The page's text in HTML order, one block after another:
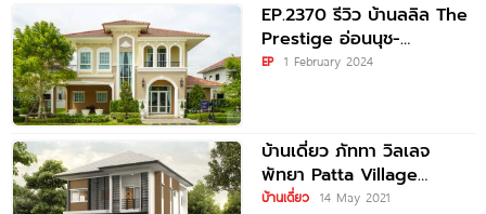
EP.2370 รีวิว บ้านลลิล The
Prestige อ่อนนุช-
สุวรรณภูมิ บ้านเดี่ยวสไตล์
EP 1 February 2024
บ้านเดี่ยว ภัททา วิลเลจ
พัทยา Patta Village
Pattaya
บ้านเดี่ยว 14 May 2021